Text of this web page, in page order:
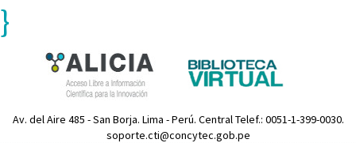
}
Av. del Aire 485 - San Borja. Lima - Perú. Central Telef.: 0051-1-399-0030.
soporte.cti@concytec.gob.pe